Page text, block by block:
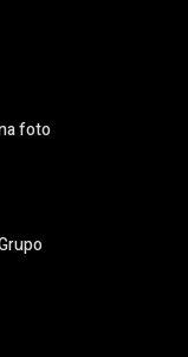
foto